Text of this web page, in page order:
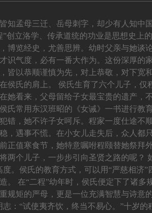
知孟母三迁、岳母刺字，却少有人知
”创立洛学、传承道统的功业是思想史
博览经史，尤善思辨。幼时父亲与她谈
识气度，必有一番大作为。这份深厚的
皆以恭顺谨慎为先，对上恭敬，对下宽
侯氏的肩上。 侯氏生育了六个儿子，
她看来，父母留给子女最宝贵的遗产，
氏常用东汉班昭的《女诫》一书进行教
错，她不许子女呵斥。程家一度仕途不
，遇事不慌。在小女儿走失后，众人都
正值寒食节，她特意嘱咐程颐替她祭拜
两个儿子，一步步引向圣贤之路的呢？
度。侯氏的教育方式，可以用“严慈相济
。 在“二程”幼年时，侯氏便定下了诸
规矩的严母，更是一位充满智慧与诗
志：“试使夷齐饮，终当不易心。”十岁